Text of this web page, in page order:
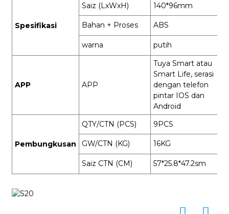
Spesifikasi
Saiz (LxWxH) 140*96mm
Bahan + Proses ABS
warna putih
APP APP
Tuya Smart atau
Smart Life, serasi
dengan telefon
pintar IOS dan
Android
Pembungkusan
QTY/CTN (PCS) 9PCS
GW/CTN (KG) 16KG
Saiz CTN (CM) 57*25.8*47.2sm